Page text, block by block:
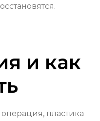
и как
пластика